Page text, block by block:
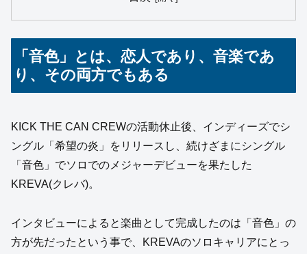
「音色」とは、恋人であり、音楽であ
り、その両方でもある
KICK THE CAN CREWの活動休止後、インディーズでシ
ングル「希望の炎」をリリースし、続けざまにシングル
「音色」でソロでのメジャーデビューを果たした
KREVA(クレバ)。
インタビューによると楽曲として完成したのは「音色」の
方が先だったという事で、KREVAのソロキャリアにとっ